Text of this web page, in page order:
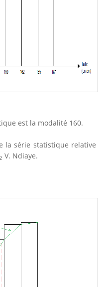
est la modalité 160.
la série statistique relative
V. Ndiaye.